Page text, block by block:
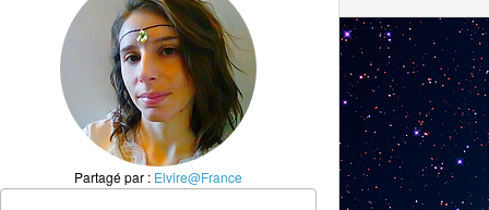
Partagé par : Elvire@France